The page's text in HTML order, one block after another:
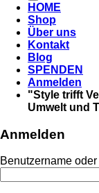
HOME
Shop
Über uns
Kontakt
Blog
SPENDEN
Anmelden
"Style trifft
Umwelt und
Anmelden
Benutzername